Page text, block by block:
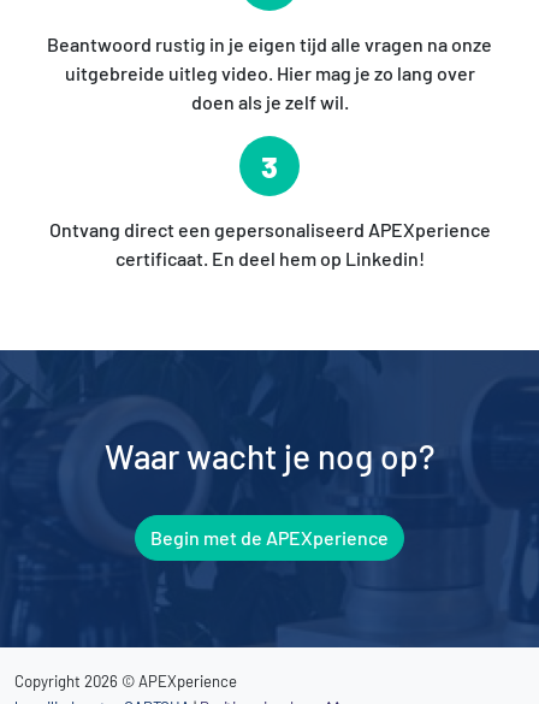
Beantwoord rustig in je eigen tijd alle vragen na onze
uitgebreide uitleg video. Hier mag je zo lang over
doen als je zelf wil.
3
Ontvang direct een gepersonaliseerd APEXperience
certificaat. En deel hem op Linkedin!
Waar wacht je nog op?
Begin met de APEXperience
Copyright 2026 © APEXperience